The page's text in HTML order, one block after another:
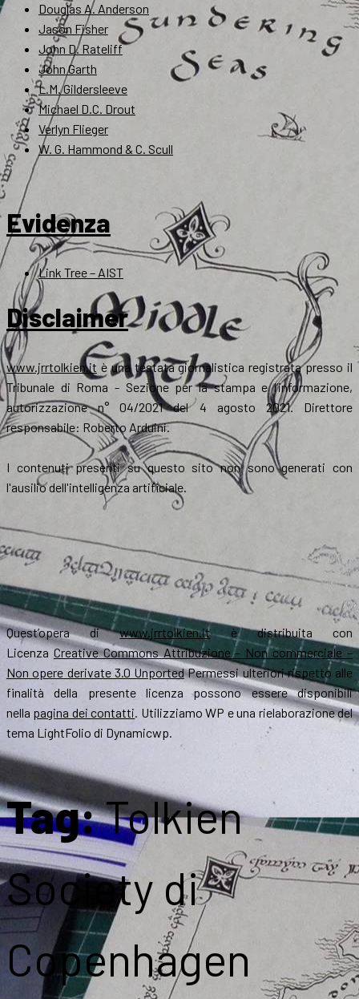
Douglas A. Anderson
Jason Fisher
John D. Rateliff
John Garth
L.M. Gildersleeve
Michael D.C. Drout
Verlyn Flieger
W. G. Hammond & C. Scull
Evidenza
Link Tree – AIST
Disclaimer
www.jrrtolkien.it è una testata giornalistica registrata presso il
Tribunale di Roma - Sezione per la stampa e l’informazione,
autorizzazione n° 04/2021 del 4 agosto 2021. Direttore
responsabile: Roberto Arduini.
I contenuti presenti su questo sito non sono generati con
l'ausilio dell'intelligenza artificiale.
Quest’opera diwww.jrrtolkien.itè distribuita con
Licenza Creative Commons Attribuzione – Non commerciale –
Non opere derivate 3.0 UnportedPermessi ulteriori rispetto alle
finalità della presente licenza possono essere disponibili
nella pagina dei contatti. Utilizziamo WP e una rielaborazione del
tema LightFolio di Dynamicwp.
Tag:Tolkien
Society di
Copenhagen